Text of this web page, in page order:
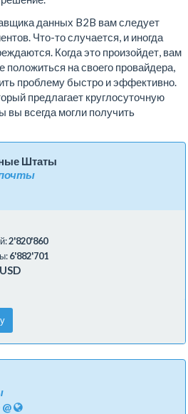
данных B2B вам следует
Что-то случается, и иногда
Когда это произойдет, вам
положиться на своего провайдера,
проблему быстро и эффективно.
предлагает круглосуточную
вы всегда могли получить
Штаты
2'820'860
6'882'701
@